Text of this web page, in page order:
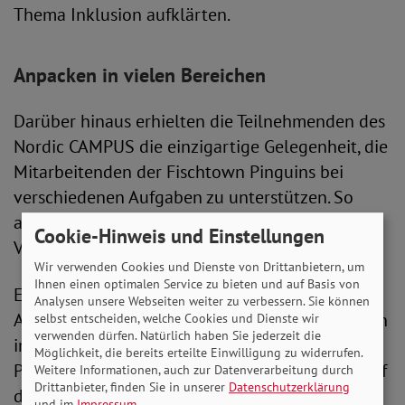
Thema Inklusion aufklärten.
Anpacken in vielen Bereichen
Darüber hinaus erhielten die Teilnehmenden des
Nordic CAMPUS die einzigartige Gelegenheit, die
Mitarbeitenden der Fischtown Pinguins bei
verschiedenen Aufgaben zu unterstützen. So
arbeiteten sie unter anderem im Fanshop, beim
VIP-Einlass, sowie in der Gastronomie.
Eine besondere Ehre wurde Franziska Römer,
Auszubildende im 3. Lehrjahr zur Fachpraktikerin
im Holzbereich und waschechter Fischtown-
Pinguins-Fan, zuteil, die den Stadionsprecher auf
dem Eis begleiten und unterstützen durfte.
Cookie-Hinweis und Einstellungen
Wir verwenden Cookies und Dienste von Drittanbietern, um
Ihnen einen optimalen Service zu bieten und auf Basis von
Analysen unsere Webseiten weiter zu verbessern. Sie können
selbst entscheiden, welche Cookies und Dienste wir
verwenden dürfen. Natürlich haben Sie jederzeit die
Möglichkeit, die bereits erteilte Einwilligung zu widerrufen.
Weitere Informationen, auch zur Datenverarbeitung durch
Drittanbieter, finden Sie in unserer Datenschutzerklärung